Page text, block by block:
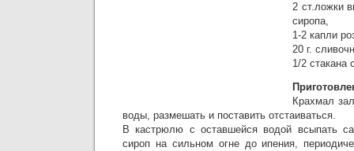
2 ст.ложки
сиропа,
1-2 капли
20 г.
1/2 стакана
Крахмал
воды, размешать и поставить отстаиваться.
В кастрюлю с оставшейся водой всыпать
сироп на сильном огне до ипения,